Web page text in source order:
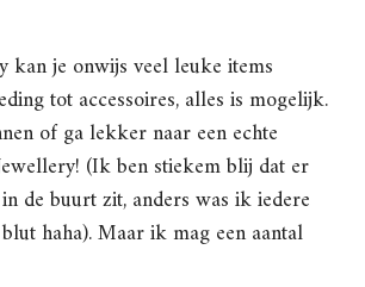
kan je onwijs veel leuke items
tot accessoires, alles is mogelijk.
of ga lekker naar een echte
(Ik ben stiekem blij dat er
de buurt zit, anders was ik iedere
haha). Maar ik mag een aantal